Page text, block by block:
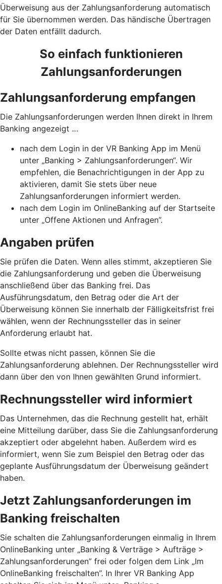
Überweisung aus der Zahlungsanforderung automatisch
für Sie übernommen werden. Das händische Übertragen
der Daten entfällt dadurch.
So einfach funktionieren
Zahlungsanforderungen
Zahlungsanforderung empfangen
Die Zahlungsanforderungen werden Ihnen direkt in Ihrem
Banking angezeigt …
nach dem Login in der VR Banking App im Menü
unter „Banking > Zahlungsanforderungen“. Wir
empfehlen, die Benachrichtigungen in der App zu
aktivieren, damit Sie stets über neue
Zahlungsanforderungen informiert werden.
nach dem Login im OnlineBanking auf der Startseite
unter „Offene Aktionen und Anfragen”.
Angaben prüfen
Sie prüfen die Daten. Wenn alles stimmt, akzeptieren Sie
die Zahlungsanforderung und geben die Überweisung
anschließend über das Banking frei. Das
Ausführungsdatum, den Betrag oder die Art der
Überweisung können Sie innerhalb der Fälligkeitsfrist frei
wählen, wenn der Rechnungssteller das in seiner
Anforderung erlaubt hat.
Sollte etwas nicht passen, können Sie die
Zahlungsanforderung ablehnen. Der Rechnungssteller wird
dann über den von Ihnen gewählten Grund informiert.
Rechnungssteller wird informiert
Das Unternehmen, das die Rechnung gestellt hat, erhält
eine Mitteilung darüber, dass Sie die Zahlungsanforderung
akzeptiert oder abgelehnt haben. Außerdem wird es
informiert, wenn Sie zum Beispiel den Betrag oder das
geplante Ausführungsdatum der Überweisung geändert
haben.
Jetzt Zahlungsanforderungen im
Banking freischalten
Sie schalten die Zahlungsanforderungen einmalig in Ihrem
OnlineBanking unter „Banking & Verträge > Aufträge >
Zahlungsanforderungen”­ frei oder folgen dem Link „Im
OnlineBanking freischalten”. In Ihrer VR Banking App